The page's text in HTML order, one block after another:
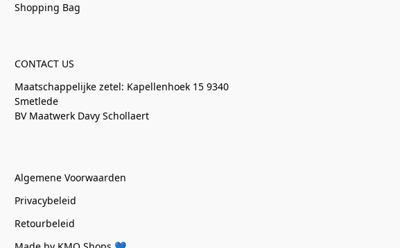
Shopping Bag
CONTACT US
Maatschappelijke zetel: Kapellenhoek 15 9340
Smetlede
BV Maatwerk Davy Schollaert
Algemene Voorwaarden
Privacybeleid
Retourbeleid